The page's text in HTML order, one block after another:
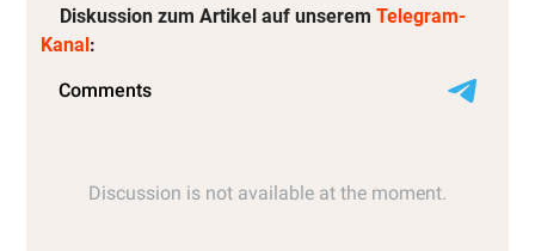
Diskussion zum Artikel auf unserem Telegram-
Kanal: